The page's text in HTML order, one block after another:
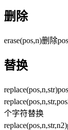
删除
erase(pos,n)删除
替换
个字符替换